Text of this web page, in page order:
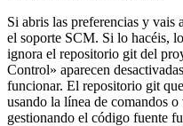
Si abris las preferencias y vais
el soporte SCM. Si lo hacéis,
ignora el repositorio git del
Control» aparecen
funcionar. El repositorio git
usando la línea de comandos
gestionando el código fuente